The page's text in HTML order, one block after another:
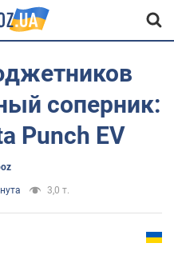
соперник:
Punch EV
3,0 т.